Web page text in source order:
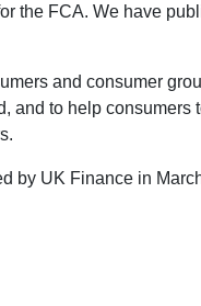
the FCA. We have
and consumer
and to help consumers
by UK Finance in